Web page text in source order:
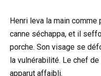
Henri leva la main
canne séchappa, et il
porche. Son visage se
la vulnérabilité. Le chef
apparut affaibli.